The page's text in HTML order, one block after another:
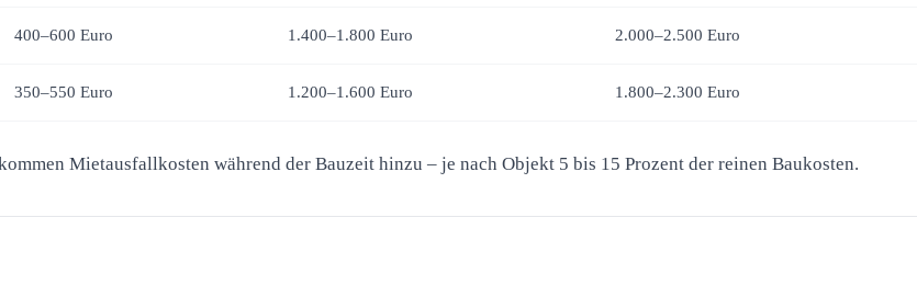
400–600 Euro 1.400–1.800 Euro 2.000–2.500 Euro
350–550 Euro 1.200–1.600 Euro 1.800–2.300 Euro
Mietausfallkosten während der Bauzeit hinzu – je nach Objekt 5 bis 15 Prozent der reinen Baukosten.